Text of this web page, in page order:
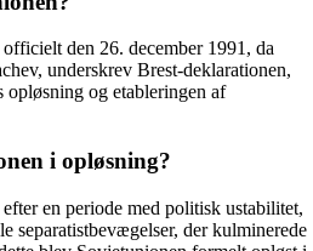
den 26. december 1991, da
underskrev Brest-deklarationen,
og etableringen af
i opløsning?
en periode med politisk ustabilitet,
separatistbevægelser, der kulminerede